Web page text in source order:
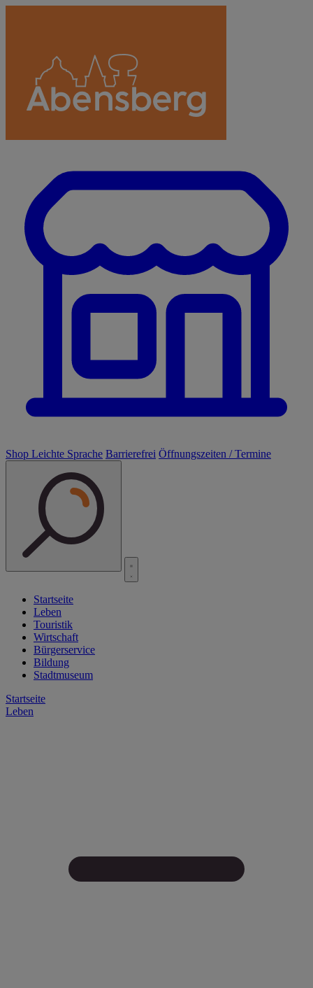
Shop Leichte Sprache Barrierefrei Öffnungszeiten / Termine
Startseite
Leben
Touristik
Wirtschaft
Bürgerservice
Bildung
Stadtmuseum
Startseite
Leben